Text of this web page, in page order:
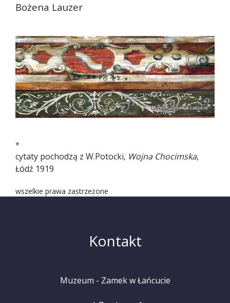
Bożena Lauzer
*
cytaty pochodzą z W.Potocki, Wojna Chocimska,
Łódź 1919
wszelkie prawa zastrzeżone
Kontakt
Muzeum - Zamek w Łańcucie